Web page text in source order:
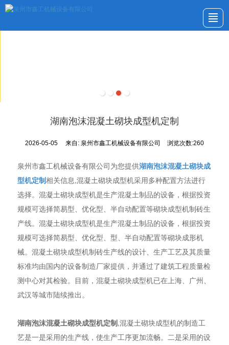
湖南泡沫混凝土砌块成型机定制
2026-05-05 来自: 泉州市鑫工机械设备有限公司 浏览次数:260
泉州市鑫工机械设备有限公司为您提供湖南泡沫混凝土砌块成
型机定制相关信息,混凝土砌块成型机采用多种配置方法进行
选择。混凝土砌块成型机是生产混凝土制品的设备，根据投资
规模可选择简易型、优化型、半自动配置等砌块成型机制砖生
产线。混凝土砌块成型机是生产混凝土制品的设备，根据投资
规模可选择简易型、优化型、型、半自动配置等砌块成形机
械。混凝土砌块成型机制砖生产线的设计、生产工艺及其质量
标准均由国内的设备制造厂家提供，并通过了建筑工程质量检
测中心对其检验。目前，混凝土砌块成型机已在上海、广州、
武汉等城市陆续推出。
湖南泡沫混凝土砌块成型机定制,混凝土砌块成型机的制造工
艺是一是采用的生产线，使生产工序更加流畅。二是采用的设